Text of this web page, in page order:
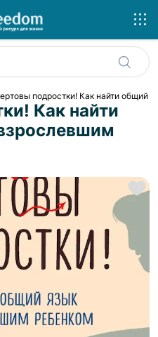
подростки! Как найти общий
Как найти